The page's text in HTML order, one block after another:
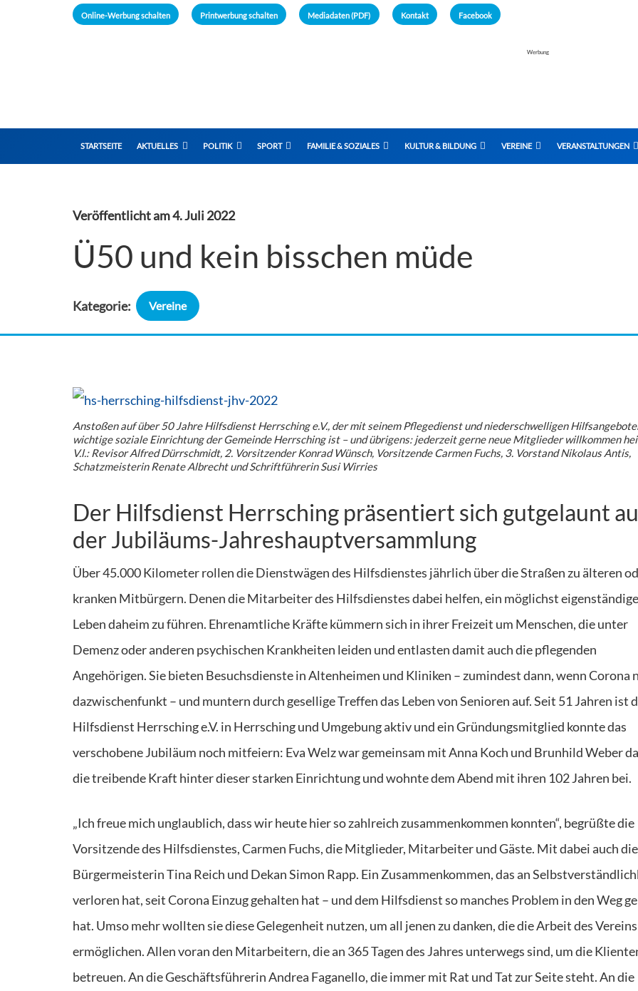
Online-Werbung schalten Printwerbung schalten Mediadaten (PDF) Kontakt Facebook
Werbung
STARTSEITE AKTUELLES POLITIK SPORT FAMILIE & SOZIALES KULTUR & BILDUNG VEREINE VERANSTALTUNGEN
Veröffentlicht am4. Juli 2022
Ü50 und kein bisschen müde
Kategorie: Vereine
Anstoßen auf über 50 Jahre Hilfsdienst Herrsching e.V., der mit seinem Pflegedienst und niederschwelligen
wichtige soziale Einrichtung der Gemeinde Herrsching ist – und übrigens: jederzeit gerne neue Mitglieder willkommen
V.l.: Revisor Alfred Dürrschmidt, 2. Vorsitzender Konrad Wünsch, Vorsitzende Carmen Fuchs, 3. Vorstand Nikolaus Antis,
Schatzmeisterin Renate Albrecht und Schriftführerin Susi Wirries
Der Hilfsdienst Herrsching präsentiert sich gutgelaunt
der Jubiläums-Jahreshauptversammlung
Über 45.000 Kilometer rollen die Dienstwägen des Hilfsdienstes jährlich über die Straßen zu älteren
kranken Mitbürgern. Denen die Mitarbeiter des Hilfsdienstes dabei helfen, ein möglichst
Leben daheim zu führen. Ehrenamtliche Kräfte kümmern sich in ihrer Freizeit um Menschen, die unter
Demenz oder anderen psychischen Krankheiten leiden und entlasten damit auch die pflegenden
Angehörigen. Sie bieten Besuchsdienste in Altenheimen und Kliniken – zumindest dann, wenn Corona
dazwischenfunkt – und muntern durch gesellige Treffen das Leben von Senioren auf. Seit 51 Jahren ist
Hilfsdienst Herrsching e.V. in Herrsching und Umgebung aktiv und ein Gründungsmitglied konnte das
verschobene Jubiläum noch mitfeiern: Eva Welz war gemeinsam mit Anna Koch und Brunhild Weber
die treibende Kraft hinter dieser starken Einrichtung und wohnte dem Abend mit ihren 102 Jahren bei.
„Ich freue mich unglaublich, dass wir heute hier so zahlreich zusammenkommen konnten“, begrüßte die
Vorsitzende des Hilfsdienstes, Carmen Fuchs, die Mitglieder, Mitarbeiter und Gäste. Mit dabei auch
Bürgermeisterin Tina Reich und Dekan Simon Rapp. Ein Zusammenkommen, das an
verloren hat, seit Corona Einzug gehalten hat – und dem Hilfsdienst so manches Problem in den Weg
hat. Umso mehr wollten sie diese Gelegenheit nutzen, um all jenen zu danken, die die Arbeit des Vereins
ermöglichen. Allen voran den Mitarbeitern, die an 365 Tagen des Jahres unterwegs sind, um die
betreuen. An die Geschäftsführerin Andrea Faganello, die immer mit Rat und Tat zur Seite steht. An die